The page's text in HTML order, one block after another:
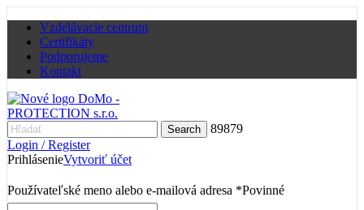
Vzdelávacie centrum
Certifikáty
Podporujeme
Kontakt
Search
89879
Login / Register
PrihlásenieVytvoriť účet
Používateľské meno alebo e-mailová adresa *Povinné